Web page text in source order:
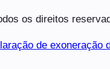
os direitos
de exoneração